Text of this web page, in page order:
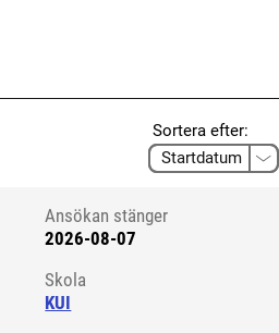
Sortera efter:
Ansökan stänger
2026-08-07
Skola
KUI